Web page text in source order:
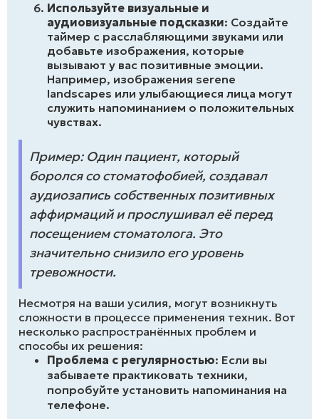
Используйте визуальные и
аудиовизуальные подсказки: Создайте
таймер с расслабляющими звуками или
добавьте изображения, которые
вызывают у вас позитивные эмоции.
Например, изображения serene
landscapes или улыбающиеся лица могут
служить напоминанием о положительных
чувствах.
Пример: Один пациент, который
боролся со стоматофобией, создавал
аудиозапись собственных позитивных
аффирмаций и прослушивал её перед
посещением стоматолога. Это
значительно снизило его уровень
тревожности.
Несмотря на ваши усилия, могут возникнуть
сложности в процессе применения техник. Вот
несколько распространённых проблем и
способы их решения:
Проблема с регулярностью: Если вы
забываете практиковать техники,
попробуйте установить напоминания на
телефоне.